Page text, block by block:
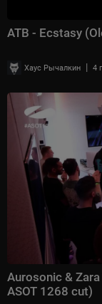
ATB - Ecstasy
Хаус Рычалкин | 4
Aurosonic &
ASOT 1268 cut)